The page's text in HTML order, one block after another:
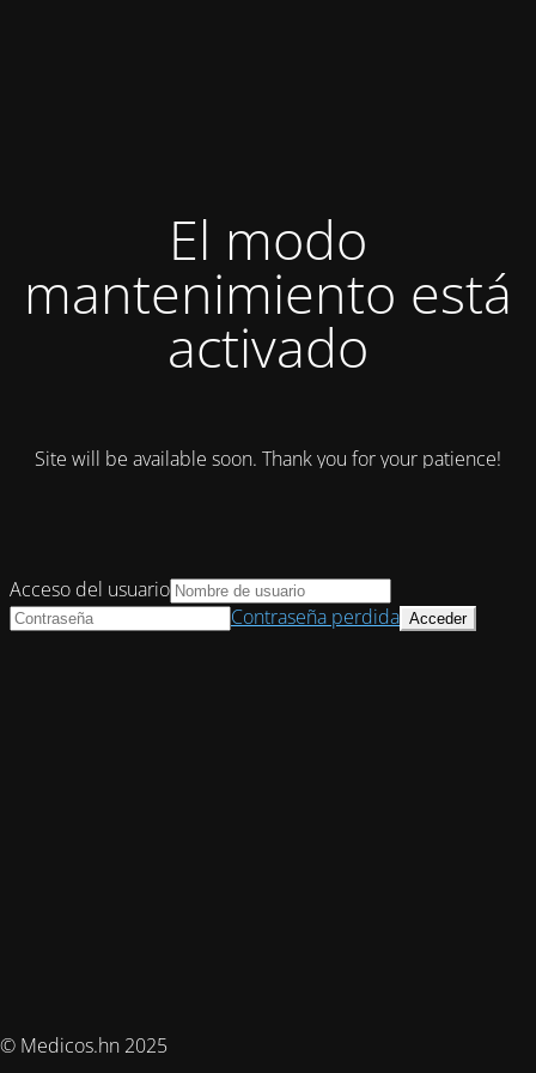
El modo
mantenimiento está
activado
Site will be available soon. Thank you for your patience!
© Medicos.hn 2025
Acceso del usuario
Contraseña perdida